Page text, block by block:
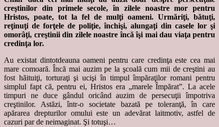
creştinilor din primele secole, în zilele noastre mor pentru
Hristos, poate, tot la fel de mulţi oameni. Urmăriţi, bătuţi,
reţinuţi de forţele de poliţie, închişi, alungaţi din casele lor şi
omorâţi, creştinii din zilele noastre încă îşi mai dau viaţa pentru
credinţa lor.
Au existat dintotdeauna oameni pentru care credinţa este cea mai
mare comoară. Încă mai auzim pe la şcoală cum mii de creştini au
fost hăituiţi, torturaţi şi ucişi în timpul împăraţilor romani pentru
simplul fapt că, pentru ei, Hristos era „marele Împărat”. La acele
timpuri ne duce gândul oricând auzim de persecuţii împotriva
creştinilor. Astăzi, într-o societate bazată pe toleranţă, în care
apărarea drepturilor omului este un adevărat laitmotiv, astfel de
cazuri par de neimaginat. Şi totuşi…